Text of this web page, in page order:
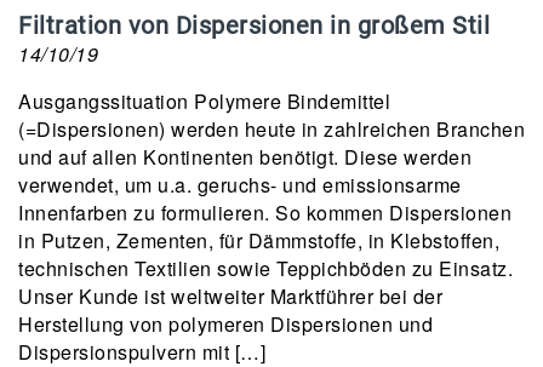
Filtration von Dispersionen in großem Stil
14/10/19
Ausgangssituation Polymere Bindemittel
(=Dispersionen) werden heute in zahlreichen Branchen
und auf allen Kontinenten benötigt. Diese werden
verwendet, um u.a. geruchs- und emissionsarme
Innenfarben zu formulieren. So kommen Dispersionen
in Putzen, Zementen, für Dämmstoffe, in Klebstoffen,
technischen Textilien sowie Teppichböden zu Einsatz.
Unser Kunde ist weltweiter Marktführer bei der
Herstellung von polymeren Dispersionen und
Dispersionspulvern mit […]